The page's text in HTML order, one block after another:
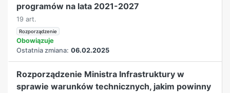
programów na lata 2021-2027
19 art.
Rozporządzenie
Obowiązuje
Ostatnia zmiana: 06.02.2025
Rozporządzenie Ministra Infrastruktury w
sprawie warunków technicznych, jakim powinny